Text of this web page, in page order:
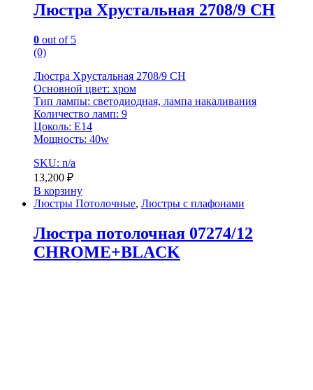
Люстра Хрустальная 2708/9 CH
0 out of 5
(0)
Люстра Хрустальная 2708/9 CH
Основной цвет: хром
Тип лампы: светодиодная, лампа накаливания
Количество ламп: 9
Цоколь: E14
Мощность: 40w
SKU: n/a
13,200 ₽
В корзину
Люстры Потолочные, Люстры с плафонами
Люстра потолочная 07274/12
CHROME+BLACK